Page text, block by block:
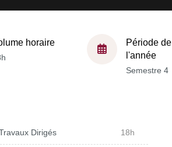
horaire
Période de
l'année
Semestre 4
Dirigés 18h